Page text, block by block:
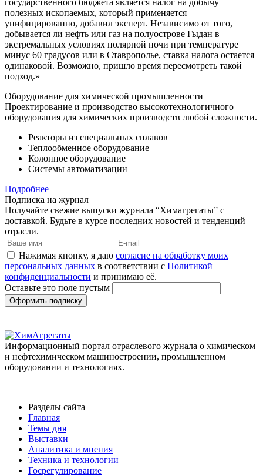
полезных ископаемых, который применяется
унифицированно, добавил эксперт. Независимо от того,
добывается ли нефть или газ на полуострове Гыдан в
экстремальных условиях полярной ночи при температуре
минус 60 градусов или в Ставрополье, ставка налога остается
одинаковой. Возможно, пришло время пересмотреть такой
подход.»
Оборудование для химической промышленности
Проектирование и производство высокотехнологичного
оборудования для химических производств любой сложности.
Реакторы из специальных сплавов
Теплообменное оборудование
Колонное оборудование
Системы автоматизации
Подробнее
Подписка на журнал
Получайте свежие выпуски журнала “Химагрегаты” с
доставкой. Будьте в курсе последних новостей и тенденций
отрасли.
Нажимая кнопку, я даю согласие на обработку моих
персональных данных в соответствии с Политикой
конфиденциальности и принимаю её.
Оставьте это поле пустым
Оформить подписку
Информационный портал отраслевого журнала о химическом
и нефтехимическом машиностроении, промышленном
оборудовании и технологиях.
Разделы сайта
Главная
Темы дня
Выставки
Аналитика и мнения
Техника и технологии
Госрегулирование